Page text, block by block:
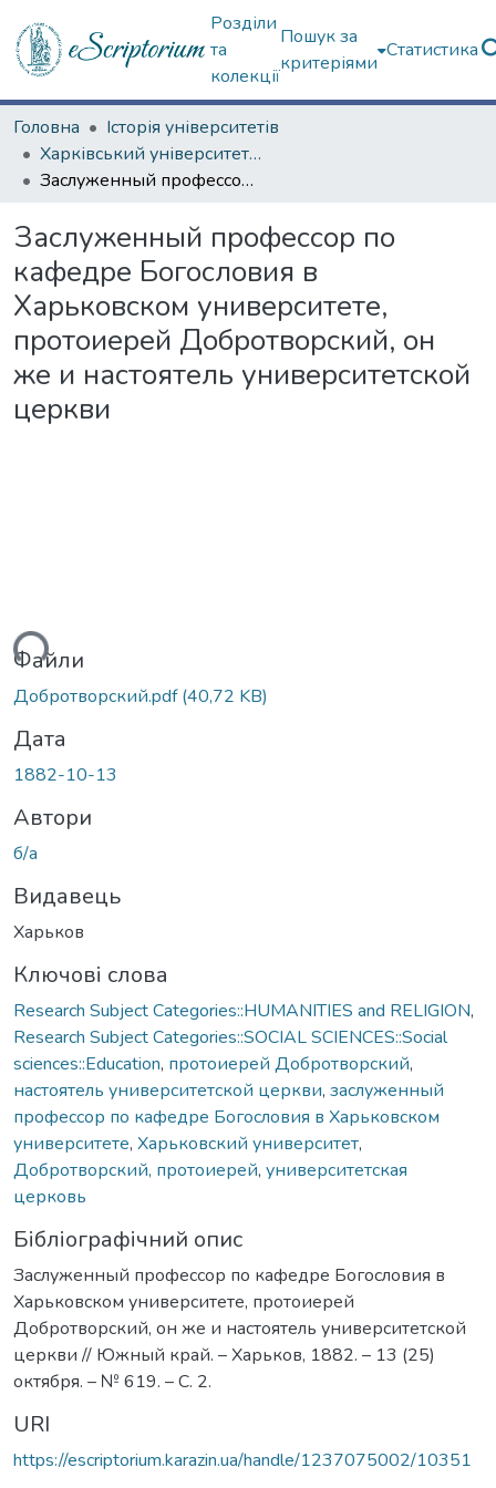
Розділи
та
колекції
Пошук за
критеріями
Статистика
Головна
Історія університетів
Харківський університет (сторінками періодичних видань)
Заслуженный профессор по кафедре Богословия в Харьковском университете, протоиерей Добротворский, он же и настоятель университетской церкви
Заслуженный профессор по
кафедре Богословия в
Харьковском университете,
протоиерей Добротворский, он
же и настоятель университетской
церкви
Файли
Добротворский.pdf(40,72 KB)
Дата
1882-10-13
Автори
б/а
Видавець
Харьков
Ключові слова
Research Subject Categories::HUMANITIES and RELIGION,
Research Subject Categories::SOCIAL SCIENCES::Social
sciences::Education, протоиерей Добротворский,
настоятель университетской церкви, заслуженный
профессор по кафедре Богословия в Харьковском
университете, Харьковский университет,
Добротворский, протоиерей, университетская
церковь
Бібліографічний опис
Заслуженный профессор по кафедре Богословия в
Харьковском университете, протоиерей
Добротворский, он же и настоятель университетской
церкви // Южный край. – Харьков, 1882. – 13 (25)
октября. – № 619. – С. 2.
URI
https://escriptorium.karazin.ua/handle/1237075002/10351